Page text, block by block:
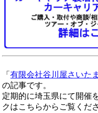
「有限会社谷川屋さいた
の記事です。
定期的に埼玉県にて開催
クはこちらからご覧くだ